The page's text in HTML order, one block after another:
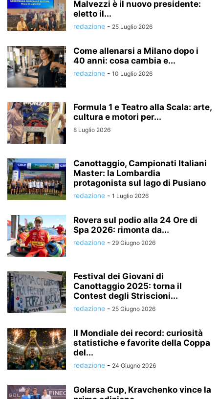
Malvezzi è il nuovo presidente:
eletto il...
redazione - 25 Luglio 2026
Come allenarsi a Milano dopo i
40 anni: cosa cambia e...
redazione - 10 Luglio 2026
Formula 1 e Teatro alla Scala: arte,
cultura e motori per...
8 Luglio 2026
Canottaggio, Campionati Italiani
Master: la Lombardia
protagonista sul lago di Pusiano
redazione - 1 Luglio 2026
Rovera sul podio alla 24 Ore di
Spa 2026: rimonta da...
redazione - 29 Giugno 2026
Festival dei Giovani di
Canottaggio 2025: torna il
Contest degli Striscioni...
redazione - 25 Giugno 2026
Il Mondiale dei record: curiosità
statistiche e favorite della Coppa
del...
redazione - 24 Giugno 2026
Golarsa Cup, Kravchenko vince la